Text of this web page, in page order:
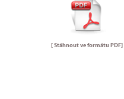
[ Stáhnout ve formátuPDF]